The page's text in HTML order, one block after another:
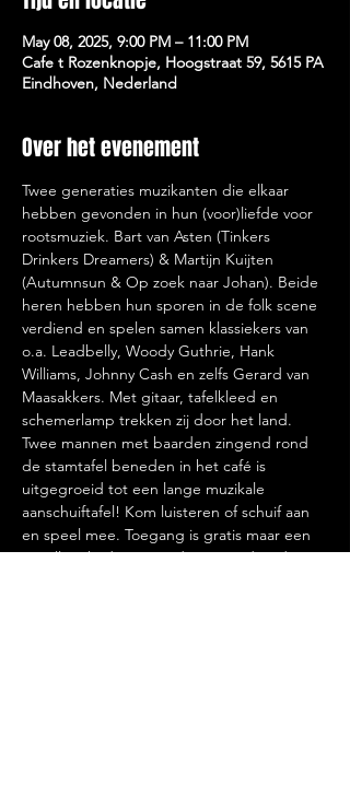
May 08, 2025, 9:00 PM – 11:00 PM
Cafe t Rozenknopje, Hoogstraat 59, 5615 PA
Eindhoven, Nederland
Over het evenement
Twee generaties muzikanten die elkaar
hebben gevonden in hun (voor)liefde voor
rootsmuziek. Bart van Asten (Tinkers
Drinkers Dreamers) & Martijn Kuijten
(Autumnsun & Op zoek naar Johan). Beide
heren hebben hun sporen in de folk scene
verdiend en spelen samen klassiekers van
o.a. Leadbelly, Woody Guthrie, Hank
Williams, Johnny Cash en zelfs Gerard van
Maasakkers. Met gitaar, tafelkleed en
schemerlamp trekken zij door het land.
Twee mannen met baarden zingend rond
de stamtafel beneden in het café is
uitgegroeid tot een lange muzikale
aanschuiftafel! Kom luisteren of schuif aan
en speel mee. Toegang is gratis maar een
vrijwillige bijdrage wordt gewaardeerd.